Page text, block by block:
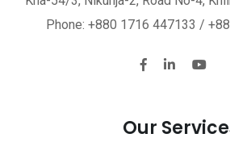
Phone: +880 1716 447133 /
Our